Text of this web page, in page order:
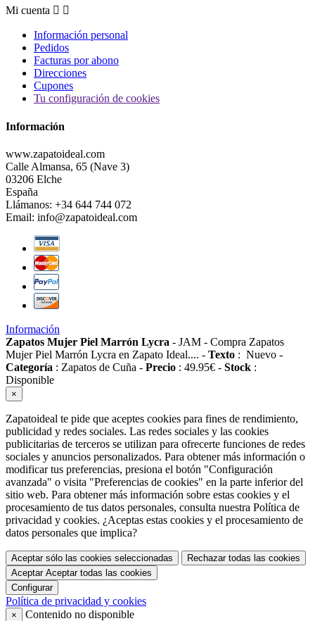
Mi cuenta  
Información personal
Pedidos
Facturas por abono
Direcciones
Cupones
Tu configuración de cookies
Información
www.zapatoideal.com
Calle Almansa, 65 (Nave 3)
03206 Elche
España
Llámanos: +34 644 744 072
Email: info@zapatoideal.com
Información
Zapatos Mujer Piel Marrón Lycra - JAM - Compra Zapatos
Mujer Piel Marrón Lycra en Zapato Ideal.... - Texto : Nuevo -
Categoría : Zapatos de Cuña - Precio : 49.95€ - Stock :
Disponible
×
Zapatoideal te pide que aceptes cookies para fines de rendimiento,
publicidad y redes sociales. Las redes sociales y las cookies
publicitarias de terceros se utilizan para ofrecerte funciones de redes
sociales y anuncios personalizados. Para obtener más información o
modificar tus preferencias, presiona el botón "Configuración
avanzada" o visita "Preferencias de cookies" en la parte inferior del
sitio web. Para obtener más información sobre estas cookies y el
procesamiento de tus datos personales, consulta nuestra Política de
privacidad y cookies. ¿Aceptas estas cookies y el procesamiento de
datos personales que implica?
Aceptar sólo las cookies seleccionadas
Rechazar todas las cookies
Aceptar Aceptar todas las cookies
Configurar
Política de privacidad y cookies
× Contenido no disponible